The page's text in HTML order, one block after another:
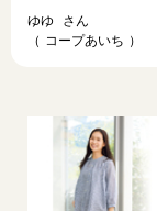
念な点です。
ゆゆ
コープあいち